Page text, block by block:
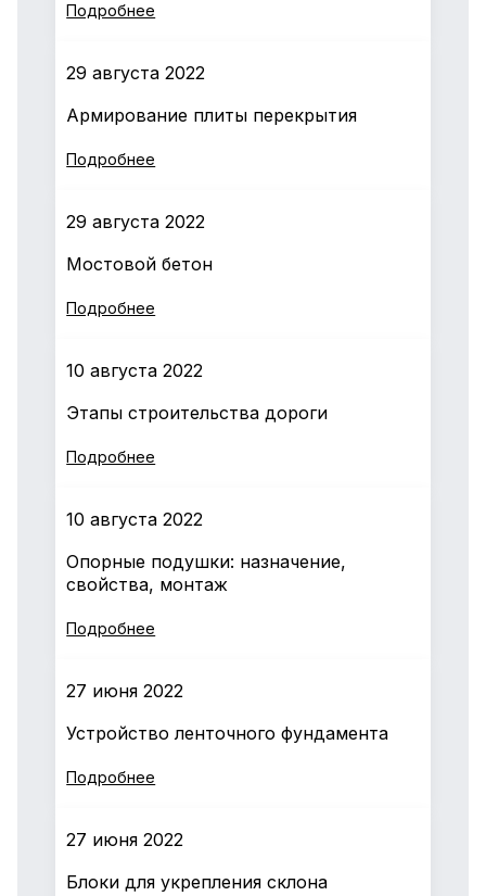
Подробнее
29 августа 2022
Армирование плиты перекрытия
Подробнее
29 августа 2022
Мостовой бетон
Подробнее
10 августа 2022
Этапы строительства дороги
Подробнее
10 августа 2022
Опорные подушки: назначение,
свойства, монтаж
Подробнее
27 июня 2022
Устройство ленточного фундамента
Подробнее
27 июня 2022
Блоки для укрепления склона